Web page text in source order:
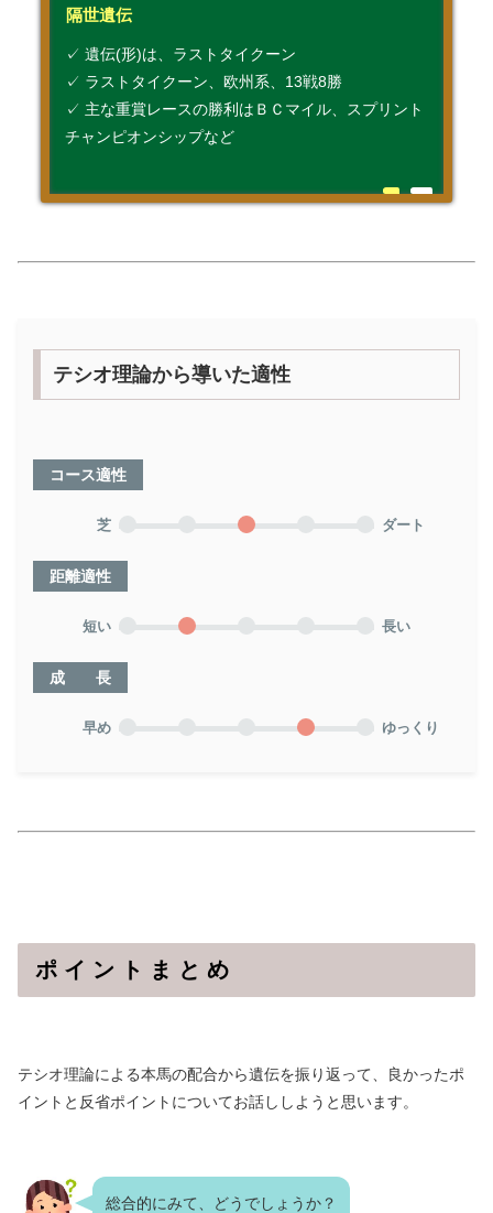
隔世遺伝
✓ 遺伝(形)は、ラストタイクーン
✓ ラストタイクーン、欧州系、13戦8勝
✓ 主な重賞レースの勝利はＢＣマイル、スプリント
チャンピオンシップなど
テシオ理論から導いた適性
コース適性
芝 ダート
距離適性
短い 長い
成 長
早め ゆっくり
ポ イ ン ト ま と め
テシオ理論による本馬の配合から遺伝を振り返って、良かったポ
イントと反省ポイントについてお話ししようと思います。
総合的にみて、どうでしょうか？